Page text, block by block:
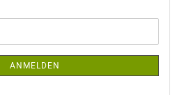
ANMELDEN